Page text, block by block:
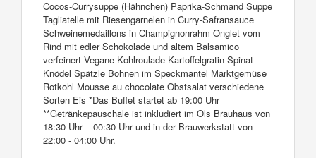
Cocos-Currysuppe (Hähnchen) Paprika-Schmand Suppe
Tagliatelle mit Riesengarnelen in Curry-Safransauce
Schweinemedaillons in Champignonrahm Onglet vom
Rind mit edler Schokolade und altem Balsamico
verfeinert Vegane Kohlroulade Kartoffelgratin Spinat-
Knödel Spätzle Bohnen im Speckmantel Marktgemüse
Rotkohl Mousse au chocolate Obstsalat verschiedene
Sorten Eis *Das Buffet startet ab 19:00 Uhr
**Getränkepauschale ist inkludiert im Ols Brauhaus von
18:30 Uhr – 00:30 Uhr und in der Brauwerkstatt von
22:00 - 04:00 Uhr.